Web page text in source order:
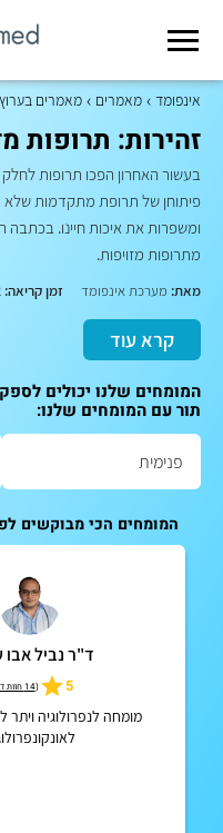
אינפומד מאמרים מאמרים
זהירות: תרופות
בעשור האחרון הפכו תרופות לחלק
פיתוחן של תרופת מתקדמות שלא
ומשפרות את איכות חיינו.
מתרופות מזויפות.
מאת: מערכת אינפומד זמן קריאה:
קרא עוד
המומחים שלנו יכולים
תור עם המומחים שלנו:
המומחים הכי מבוקשים
ד"ר נביל
5
(14 חוות דעת
מומחה לנפרולוגיה